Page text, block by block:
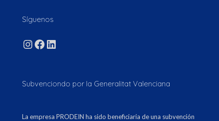
Síguenos
Instagram
Facebook
LinkedIn
Subvenciondo por la Generalitat Valenciana
La empresa PRODEIN ha sido beneficiaria de una subvención